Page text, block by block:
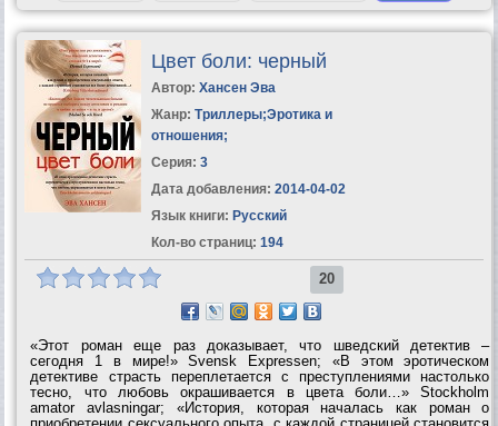
Цвет боли: черный
Автор: Хансен Эва
Жанр: Триллеры;Эротика и
отношения;
Серия: 3
Дата добавления: 2014-04-02
Язык книги: Русский
Кол-во страниц: 194
20
«Этот роман еще раз доказывает, что шведский детектив –
сегодня 1 в мире!» Svensk Expressen; «В этом эротическом
детективе страсть переплетается с преступлениями настолько
тесно, что любовь окрашивается в цвета боли…» Stockholm
amator avlasningar; «История, которая началась как роман о